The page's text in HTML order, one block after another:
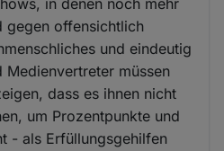
in denen noch mehr
gegen offensichtlich
und eindeutig
Medienvertreter müssen
dass es ihnen nicht
um Prozentpunkte und
- als Erfüllungsgehilfen